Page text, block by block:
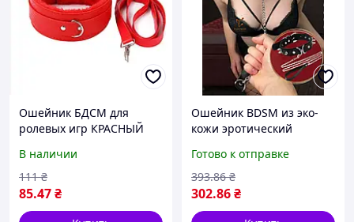
Ошейник БДСМ для
ролевых игр КРАСНЫЙ
В наличии
85.47₴
111 ₴
Ошейник BDSM из эко-
кожи эротический
игр БДСМ аксессуар
ошейник для ролевых игр
аксессуар для пары
Готово к отправке
302.86₴
393.86 ₴